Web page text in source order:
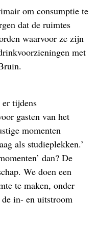
om consumptie te
dat de ruimtes
waarvoor ze zijn
met
tijdens
gasten van het
momenten
als studieplekken.’
dan? De
We doen een
te maken, onder
in- en uitstroom